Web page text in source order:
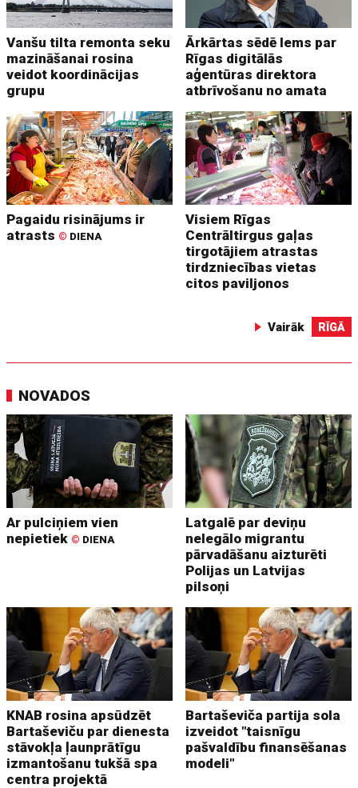
Vanšu tilta remonta seku
mazināšanai rosina
veidot koordinācijas
grupu
Ārkārtas sēdē lems par
Rīgas digitālās
aģentūras direktora
atbrīvošanu no amata
Pagaidu risinājums ir
atrasts © DIENA
Visiem Rīgas
Centrāltirgus gaļas
tirgotājiem atrastas
tirdzniecības vietas
citos paviljonos
Vairāk RĪGĀ
NOVADOS
Ar pulciņiem vien
nepietiek © DIENA
Latgalē par deviņu
nelegālo migrantu
pārvadāšanu aizturēti
Polijas un Latvijas
pilsoņi
KNAB rosina apsūdzēt
Bartaševiču par dienesta
stāvokļa ļaunprātīgu
izmantošanu tukšā spa
centra projektā
Bartaševiča partija sola
izveidot "taisnīgu
pašvaldību finansēšanas
modeli"